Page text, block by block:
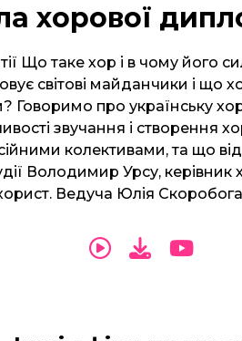
хорової
Що таке хор і в чому його
світові майданчики і що
Говоримо про українську
звучання і створення
колективами, та що
Володимир Урсу, керівник
Ведуча Юлія